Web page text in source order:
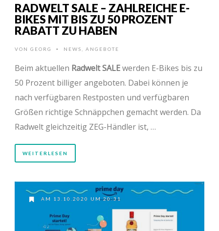
RADWELT SALE – ZAHLREICHE E-
BIKES MIT BIS ZU 50 PROZENT
RABATT ZU HABEN
VON GEORG • NEWS ANGEBOTE
Beim aktuellen Radwelt SALEwerden E-Bikes bis zu
50 Prozent billiger angeboten. Dabei können je
nach verfügbaren Restposten und verfügbaren
Größen richtige Schnäppchen gemacht werden. Da
Radwelt gleichzeitig ZEG-Händler ist, …
WEITERLESEN
AM 13.10.2020 UM 20:31